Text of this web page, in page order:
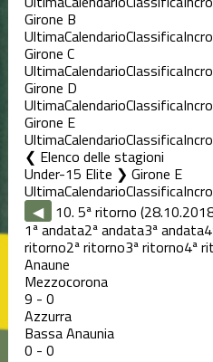
Girone B
UltimaCalendarioClassifica
Girone C
UltimaCalendarioClassifica
Girone D
UltimaCalendarioClassifica
Girone E
UltimaCalendarioClassifica
Elenco delle stagioni
Under-15 Elite ❯ Girone E
UltimaCalendarioClassifica
◀ 10. 5ª ritorno
1ª andata2ª andata3ª andata
ritorno2ª ritorno3ª ritorno4ª
Anaune
Mezzocorona
9 - 0
Azzurra
Bassa Anaunia
0 - 0